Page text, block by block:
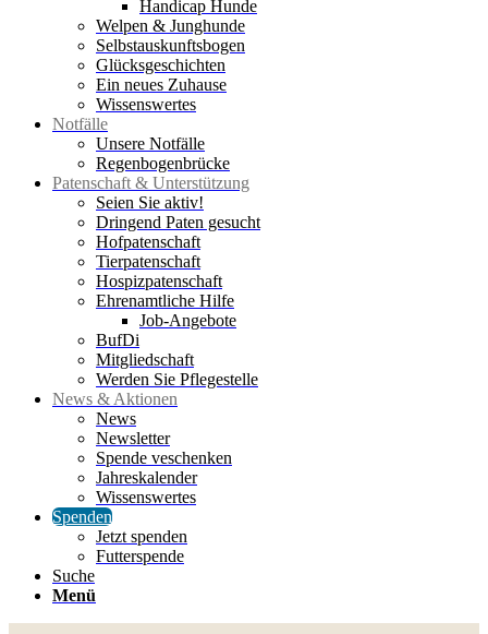
Handicap Hunde
Welpen & Junghunde
Selbstauskunftsbogen
Glücksgeschichten
Ein neues Zuhause
Wissenswertes
Notfälle
Unsere Notfälle
Regenbogenbrücke
Patenschaft & Unterstützung
Seien Sie aktiv!
Dringend Paten gesucht
Hofpatenschaft
Tierpatenschaft
Hospizpatenschaft
Ehrenamtliche Hilfe
Job-Angebote
BufDi
Mitgliedschaft
Werden Sie Pflegestelle
News & Aktionen
News
Newsletter
Spende veschenken
Jahreskalender
Wissenswertes
Spenden
Jetzt spenden
Futterspende
Suche
Menü